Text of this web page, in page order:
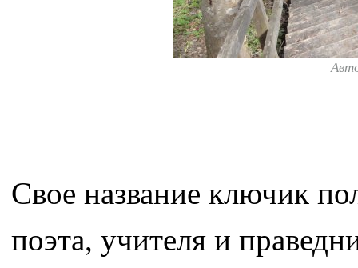
Свое название ключик
поэта, учителя и